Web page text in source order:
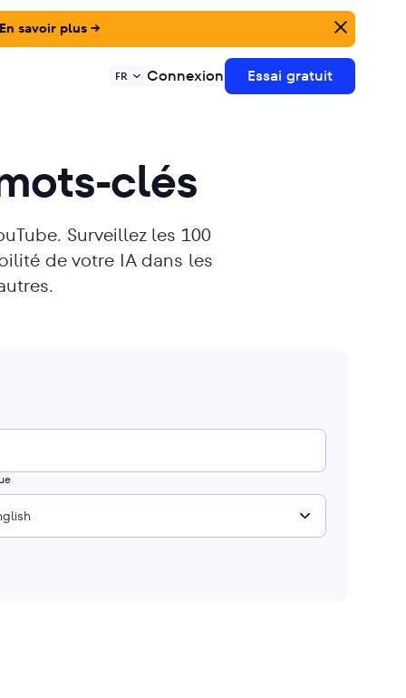
En savoir plus →
FR Connexion Essai gratuit
clés
Surveillez les 100
de votre IA dans les